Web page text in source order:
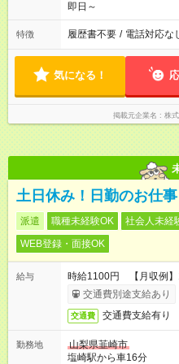
即日～
特徴 履歴書不要 / 電話対応な
気になる！
掲載元企業名 株
土日休み！日勤のお仕
派遣 職種未経験OK 社会人未経
WEB登録・面接OK
給与
時給1100円 【月収例】
交通費別途支給あり
交通費 交通費支給有り
勤務地
山梨県韮崎市
塩崎駅から車16分